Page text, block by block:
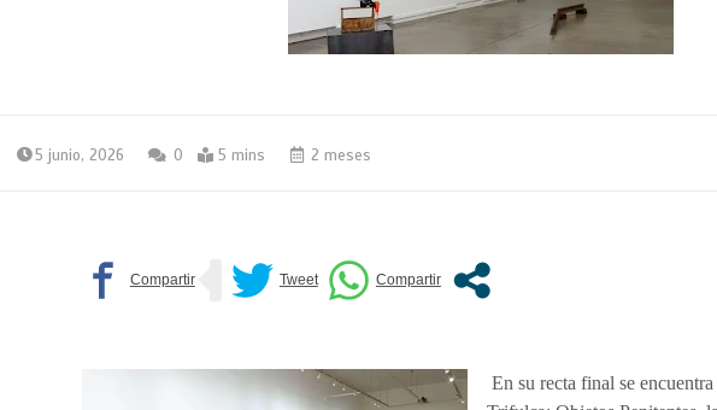
5 junio, 2026 0 5 mins 2 meses
En su recta final se encuentra